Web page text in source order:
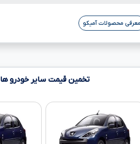
معرفی محصولات آمیکو
تخمین قیمت سایر خودرو ها